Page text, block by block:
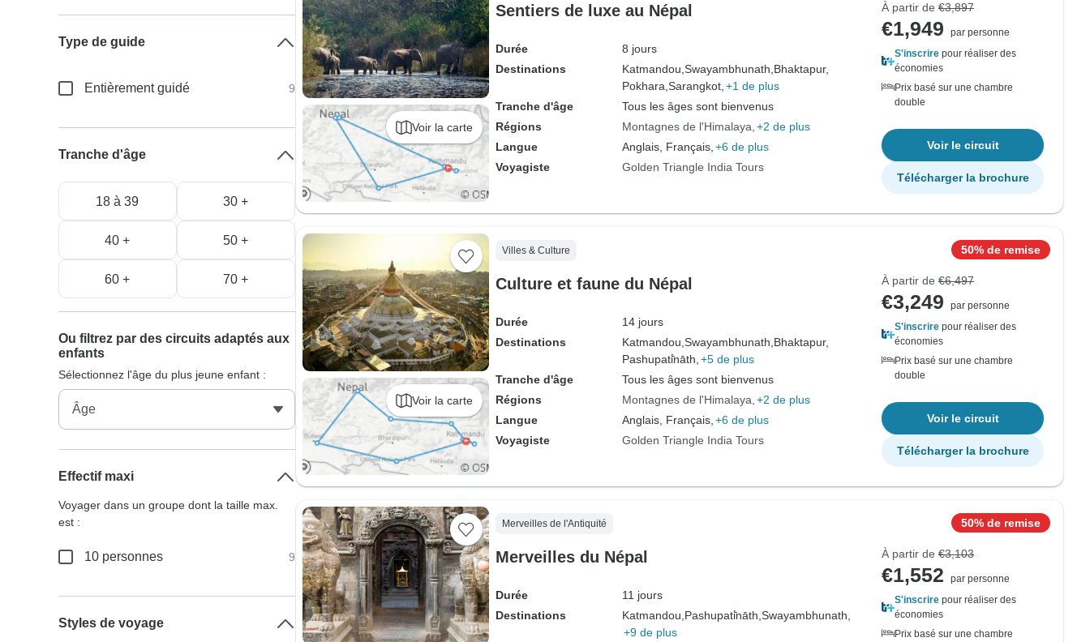
Voir la carte
Sentiers de luxe au Népal
Durée
8 jours
Destinations
Katmandou, Swayambhunath, Bhaktapur,
Pokhara, Sarangkot, +1 de plus
Tranche d'âge
Tous les âges sont bienvenus
Régions
Montagnes de l'Himalaya +2 de plus
Langue
Anglais, Français, +6 de plus
Voyagiste
Golden Triangle India Tours
À partir de €3,897
€1,949
par personne
S'inscrire pour réaliser des
économies
Prix basé sur une chambre
double
Voir le circuit
Télécharger la brochure
Voir la carte
Villes & Culture
Culture et faune du Népal
Durée
14 jours
Destinations
Katmandou, Swayambhunath, Bhaktapur,
Pashupati̇̄nāth, +5 de plus
Tranche d'âge
Tous les âges sont bienvenus
Régions
Montagnes de l'Himalaya +2 de plus
Langue
Anglais, Français, +6 de plus
Voyagiste
Golden Triangle India Tours
50% de remise
À partir de €6,497
€3,249
par personne
S'inscrire pour réaliser des
économies
Prix basé sur une chambre
double
Voir le circuit
Télécharger la brochure
Merveilles de l'Antiquité
Merveilles du Népal
Durée
11 jours
Destinations
Katmandou, Pashupati̇̄nāth, Swayambhunath,
+9 de plus
50% de remise
À partir de €3,103
€1,552
par personne
S'inscrire pour réaliser des
économies
Prix basé sur une chambre
Type de guide
Entièrement guidé 9
Tranche d'âge
18 à 39 30 +
40 + 50 +
60 + 70 +
Ou filtrez par des circuits adaptés aux
enfants
Sélectionnez l'âge du plus jeune enfant :
Effectif maxi
Voyager dans un groupe dont la taille max.
est :
10 personnes 9
Styles de voyage